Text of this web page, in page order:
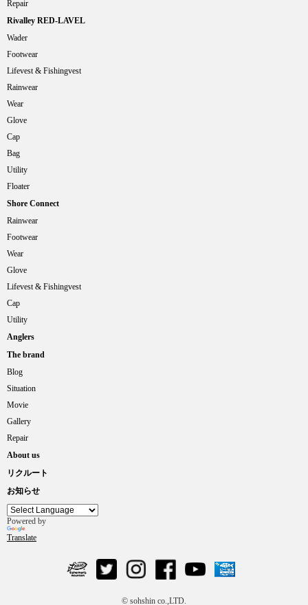
Repair
Rivalley RED-LAVEL
Wader
Footwear
Lifevest & Fishingvest
Rainwear
Wear
Glove
Cap
Bag
Utility
Floater
Shore Connect
Rainwear
Footwear
Wear
Glove
Lifevest & Fishingvest
Cap
Utility
Anglers
The brand
Blog
Situation
Movie
Gallery
Repair
About us
リクルート
お知らせ
Powered by
Translate
© sohshin co.,LTD.